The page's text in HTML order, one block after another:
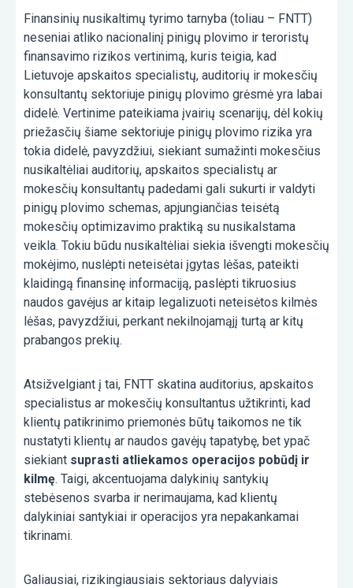
Finansinių nusikaltimų tyrimo tarnyba (toliau – FNTT)
neseniai atliko nacionalinį pinigų plovimo ir teroristų
finansavimo rizikos vertinimą, kuris teigia, kad
Lietuvoje apskaitos specialistų, auditorių ir mokesčių
konsultantų sektoriuje pinigų plovimo grėsmė yra labai
didelė. Vertinime pateikiama įvairių scenarijų, dėl kokių
priežasčių šiame sektoriuje pinigų plovimo rizika yra
tokia didelė, pavyzdžiui, siekiant sumažinti mokesčius
nusikaltėliai auditorių, apskaitos specialistų ar
mokesčių konsultantų padedami gali sukurti ir valdyti
pinigų plovimo schemas, apjungiančias teisėtą
mokesčių optimizavimo praktiką su nusikalstama
veikla. Tokiu būdu nusikaltėliai siekia išvengti mokesčių
mokėjimo, nuslėpti neteisėtai įgytas lėšas, pateikti
klaidingą finansinę informaciją, paslėpti tikruosius
naudos gavėjus ar kitaip legalizuoti neteisėtos kilmės
lėšas, pavyzdžiui, perkant nekilnojamąjį turtą ar kitų
prabangos prekių.
Atsižvelgiant į tai, FNTT skatina auditorius, apskaitos
specialistus ar mokesčių konsultantus užtikrinti, kad
klientų patikrinimo priemonės būtų taikomos ne tik
nustatyti klientų ar naudos gavėjų tapatybę, bet ypač
siekiant suprasti atliekamos operacijos pobūdį ir
kilmę. Taigi, akcentuojama dalykinių santykių
stebėsenos svarba ir nerimaujama, kad klientų
dalykiniai santykiai ir operacijos yra nepakankamai
tikrinami.
Galiausiai, rizikingiausiais sektoriaus dalyviais